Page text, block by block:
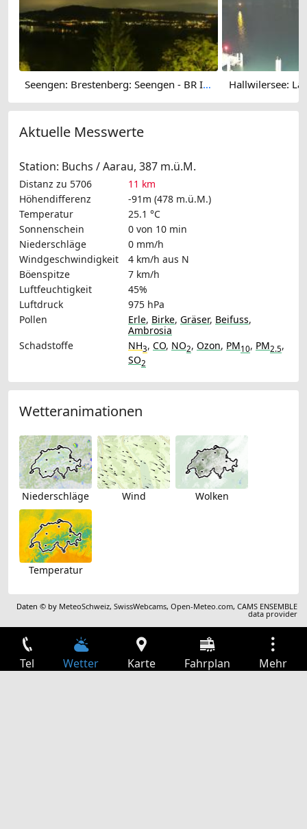
Seengen: Brestenberg: Seengen - BR Immobilien AG Hallwilersee:
Aktuelle Messwerte
Station: Buchs / Aarau, 387 m.ü.M.
Distanz zu 5706
11 km
Höhendifferenz
-91m (478 m.ü.M.)
Temperatur
25.1 °C
Sonnenschein
0 von 10 min
Niederschläge
0 mm/h
Windgeschwindigkeit
4 km/h aus N
Böenspitze
7 km/h
Luftfeuchtigkeit
45%
Luftdruck
975 hPa
Pollen
Erle, Birke, Gräser, Beifuss,
Ambrosia
Schadstoffe
NH3, CO, NO2, Ozon, PM10, PM2.5,
SO2
Wetteranimationen
Niederschläge Wind Wolken
Temperatur
Daten © by MeteoSchweiz,SwissWebcams,Open-Meteo.com,CAMS ENSEMBLE
data provider
Tel Wetter Karte Fahrplan Mehr